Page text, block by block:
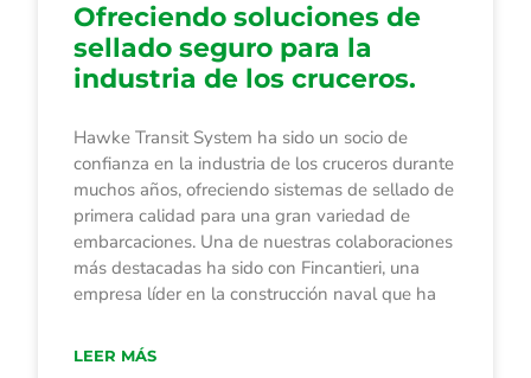
Ofreciendo soluciones de
sellado seguro para la
industria de los cruceros.
Hawke Transit System ha sido un socio de
confianza en la industria de los cruceros durante
muchos años, ofreciendo sistemas de sellado de
primera calidad para una gran variedad de
embarcaciones. Una de nuestras colaboraciones
más destacadas ha sido con Fincantieri, una
empresa líder en la construcción naval que ha
LEER MÁS